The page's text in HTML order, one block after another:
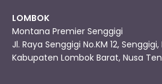
LOMBOK
Montana Premier Senggigi
Jl. Raya Senggigi No.KM 12,
Kabupaten Lombok Barat, Nusa